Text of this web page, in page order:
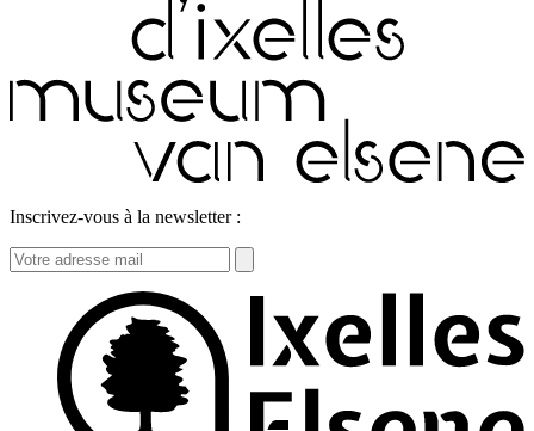
Inscrivez-vous à la newsletter :